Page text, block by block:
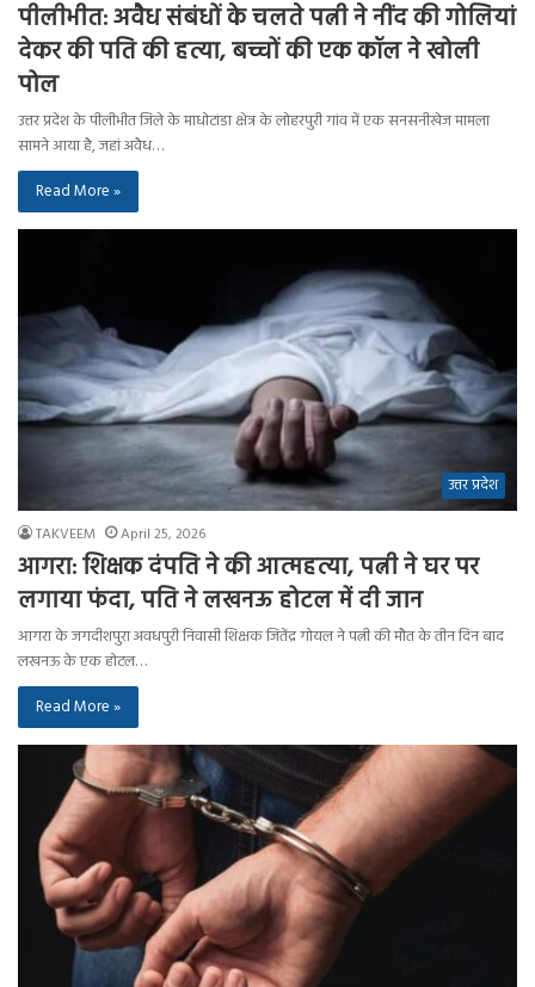
पीलीभीत: अवैध संबंधों के चलते पत्नी ने नींद की गोलियां
देकर की पति की हत्या, बच्चों की एक कॉल ने खोली
पोल
उत्तर प्रदेश के पीलीभीत जिले के माधोटांडा क्षेत्र के लोहरपुरी गांव में एक सनसनीखेज मामला
सामने आया है, जहां अवैध…
Read More »
उत्तर प्रदेश
TAKVEEM April 25, 2026
आगरा: शिक्षक दंपति ने की आत्महत्या, पत्नी ने घर पर
लगाया फंदा, पति ने लखनऊ होटल में दी जान
आगरा के जगदीशपुरा अवधपुरी निवासी शिक्षक जितेंद्र गोयल ने पत्नी की मौत के तीन दिन बाद
लखनऊ के एक होटल…
Read More »